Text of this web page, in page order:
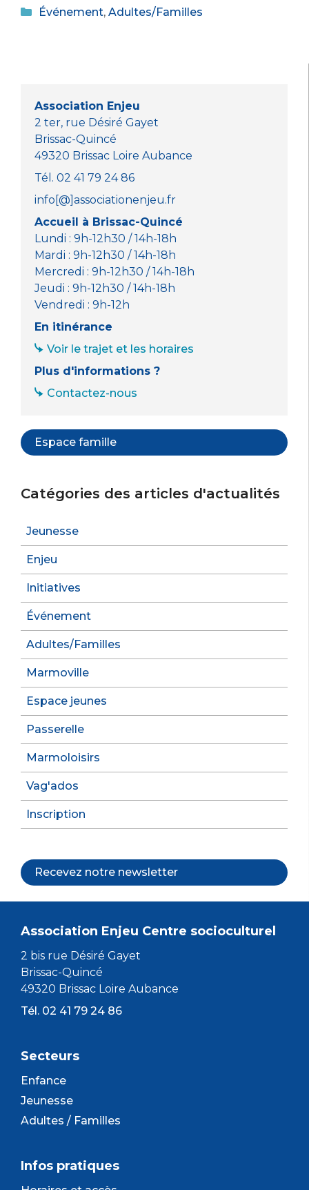
c
o
k
it a
p
ss
er
Catégories
Événement, Adultes/Familles
Association Enjeu
2 ter, rue Désiré Gayet
Brissac-Quincé
49320 Brissac Loire Aubance
Tél. 02 41 79 24 86
info[@]associationenjeu.fr
Accueil à Brissac-Quincé
Lundi : 9h-12h30 / 14h-18h
Mardi : 9h-12h30 / 14h-18h
Mercredi : 9h-12h30 / 14h-18h
Jeudi : 9h-12h30 / 14h-18h
Vendredi : 9h-12h
En itinérance
Voir le trajet et les horaires
Plus d'informations ?
Contactez-nous
Espace famille
Catégories des articles d'actualités
Jeunesse
Enjeu
Initiatives
Événement
Adultes/Familles
Marmoville
Espace jeunes
Passerelle
Marmoloisirs
Vag'ados
Inscription
Recevez notre newsletter
Association Enjeu Centre socioculturel
2 bis rue Désiré Gayet
Brissac-Quincé
49320 Brissac Loire Aubance
Tél. 02 41 79 24 86
Secteurs
Enfance
Jeunesse
Adultes / Familles
Infos pratiques